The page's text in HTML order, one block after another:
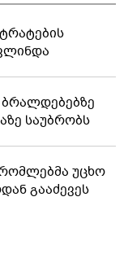
ბრალდებებზე
საუბრობს
უცხო
გააძევეს